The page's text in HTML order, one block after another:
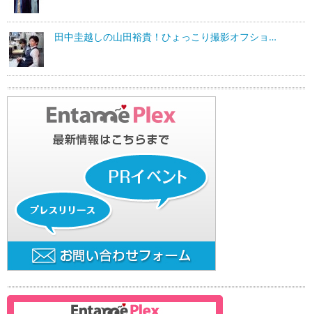
田中圭越しの山田裕貴！ひょっこり撮影オフショ…